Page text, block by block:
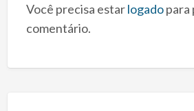
Você precisa estarlogadopara
comentário.